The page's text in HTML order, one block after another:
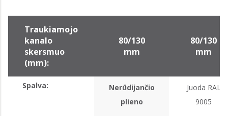
Traukiamojo
kanalo
skersmuo
(mm):
80/130
mm
80/130
mm
Spalva:
Nerūdijančio
plieno
Juoda RAL
9005